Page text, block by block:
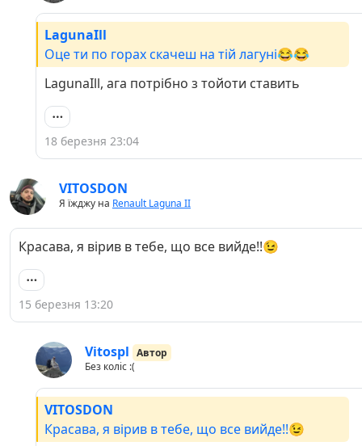
LagunaIll
Оце ти по горах скачеш на тій лагуні😂😂
LagunaIll, ага потрібно з тойоти ставить
18 березня 23:04
VITOSDON
Я їжджу на Renault Laguna II
Красава, я вірив в тебе, що все вийде!!😉
15 березня 13:20
Vitospl Автор
Без коліс :(
VITOSDON
Красава, я вірив в тебе, що все вийде!!😉